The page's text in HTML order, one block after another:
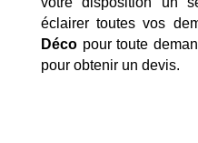
éclairer toutes vos
Décopour toute
pour obtenir un devis.